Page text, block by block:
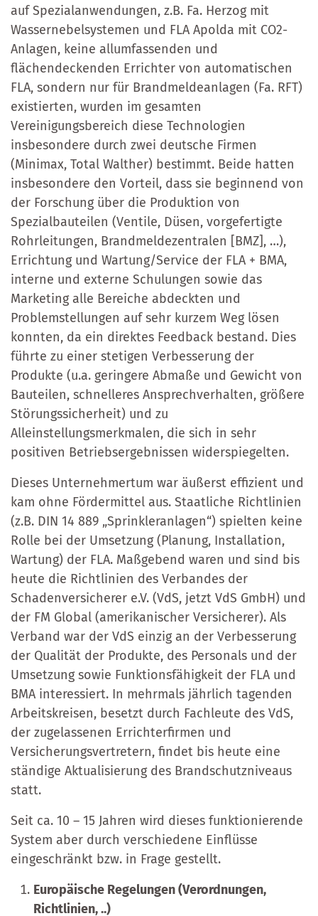
auf Spezialanwendungen, z.B. Fa. Herzog mit
Wassernebelsystemen und FLA Apolda mit CO2-
Anlagen, keine allumfassenden und
flächendeckenden Errichter von automatischen
FLA, sondern nur für Brandmeldeanlagen (Fa. RFT)
existierten, wurden im gesamten
Vereinigungsbereich diese Technologien
insbesondere durch zwei deutsche Firmen
(Minimax, Total Walther) bestimmt. Beide hatten
insbesondere den Vorteil, dass sie beginnend von
der Forschung über die Produktion von
Spezialbauteilen (Ventile, Düsen, vorgefertigte
Rohrleitungen, Brandmeldezentralen [BMZ], …),
Errichtung und Wartung/Service der FLA + BMA,
interne und externe Schulungen sowie das
Marketing alle Bereiche abdeckten und
Problemstellungen auf sehr kurzem Weg lösen
konnten, da ein direktes Feedback bestand. Dies
führte zu einer stetigen Verbesserung der
Produkte (u.a. geringere Abmaße und Gewicht von
Bauteilen, schnelleres Ansprechverhalten, größere
Störungssicherheit) und zu
Alleinstellungsmerkmalen, die sich in sehr
positiven Betriebsergebnissen widerspiegelten.
Dieses Unternehmertum war äußerst effizient und
kam ohne Fördermittel aus. Staatliche Richtlinien
(z.B. DIN 14 889 „Sprinkleranlagen“) spielten keine
Rolle bei der Umsetzung (Planung, Installation,
Wartung) der FLA. Maßgebend waren und sind bis
heute die Richtlinien des Verbandes der
Schadenversicherer e.V. (VdS, jetzt VdS GmbH) und
der FM Global (amerikanischer Versicherer). Als
Verband war der VdS einzig an der Verbesserung
der Qualität der Produkte, des Personals und der
Umsetzung sowie Funktionsfähigkeit der FLA und
BMA interessiert. In mehrmals jährlich tagenden
Arbeitskreisen, besetzt durch Fachleute des VdS,
der zugelassenen Errichterfirmen und
Versicherungsvertretern, findet bis heute eine
ständige Aktualisierung des Brandschutzniveaus
statt.
Seit ca. 10 – 15 Jahren wird dieses funktionierende
System aber durch verschiedene Einflüsse
eingeschränkt bzw. in Frage gestellt.
Europäische Regelungen (Verordnungen,
Richtlinien, ..)